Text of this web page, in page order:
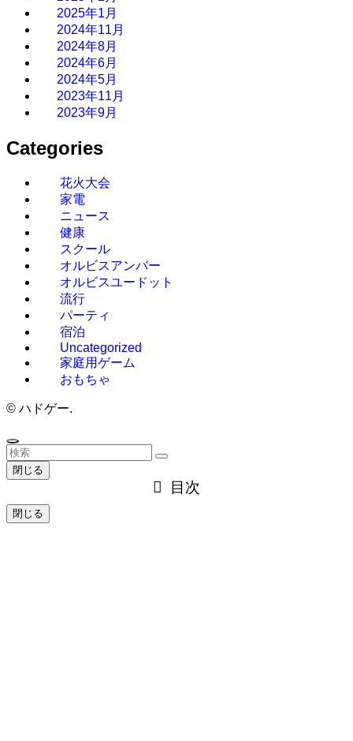
2025年1月
2024年11月
2024年8月
2024年6月
2024年5月
2023年11月
2023年9月
Categories
花火大会
家電
ニュース
健康
スクール
オルビスアンバー
オルビスユードット
流行
パーティ
宿泊
Uncategorized
家庭用ゲーム
おもちゃ
© ハドゲー.
閉じる
目次
閉じる